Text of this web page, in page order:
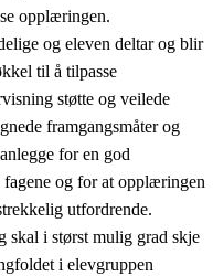
opplæringen.
og eleven deltar og blir
til å tilpasse
støtte og veilede
framgangsmåter og
for en god
og for at opplæringen
utfordrende.
skal i størst mulig grad skje
i elevgruppen